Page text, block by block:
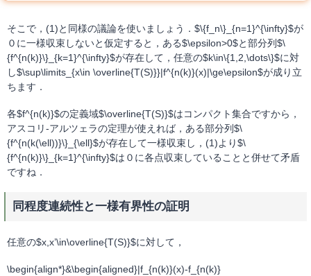
そこで，(1)と同様の議論を使いましょう．$\{f_n\}_{n=1}^{\infty}$が
０に一様収束しないと仮定すると，ある$\epsilon>0$と部分列$\
{f^{n(k)}\}_{k=1}^{\infty}$が存在して，任意の$k\in\{1,2,\dots\}$に対
し$\sup\limits_{x\in \overline{T(S)}}|f^{n(k)}(x)|\ge\epsilon$が成り立
ちます．
各$f^{n(k)}$の定義域$\overline{T(S)}$はコンパクト集合ですから，
アスコリ-アルツェラの定理が使えれば，ある部分列$\
{f^{n(k(\ell))}\}_{\ell}$が存在して一様収束し，(1)より$\
{f^{n(k)}\}_{k=1}^{\infty}$は０に各点収束していることと併せて矛盾
ですね．
同程度連続性と一様有界性の証明
任意の$x,x’\in\overline{T(S)}$に対して，
\begin{align*}&\begin{aligned}|f_{n(k)}(x)-f_{n(k)}